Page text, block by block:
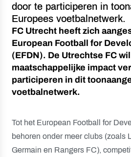
door te participeren in
Europees voetbalnetwerk.
FC Utrecht heeft zich
European Football for
(EFDN). De Utrechtse FC
maatschappelijke impact
participeren in dit
voetbalnetwerk.
Tot het European Football for
behoren onder meer clubs (zoals
Germain en Rangers FC),